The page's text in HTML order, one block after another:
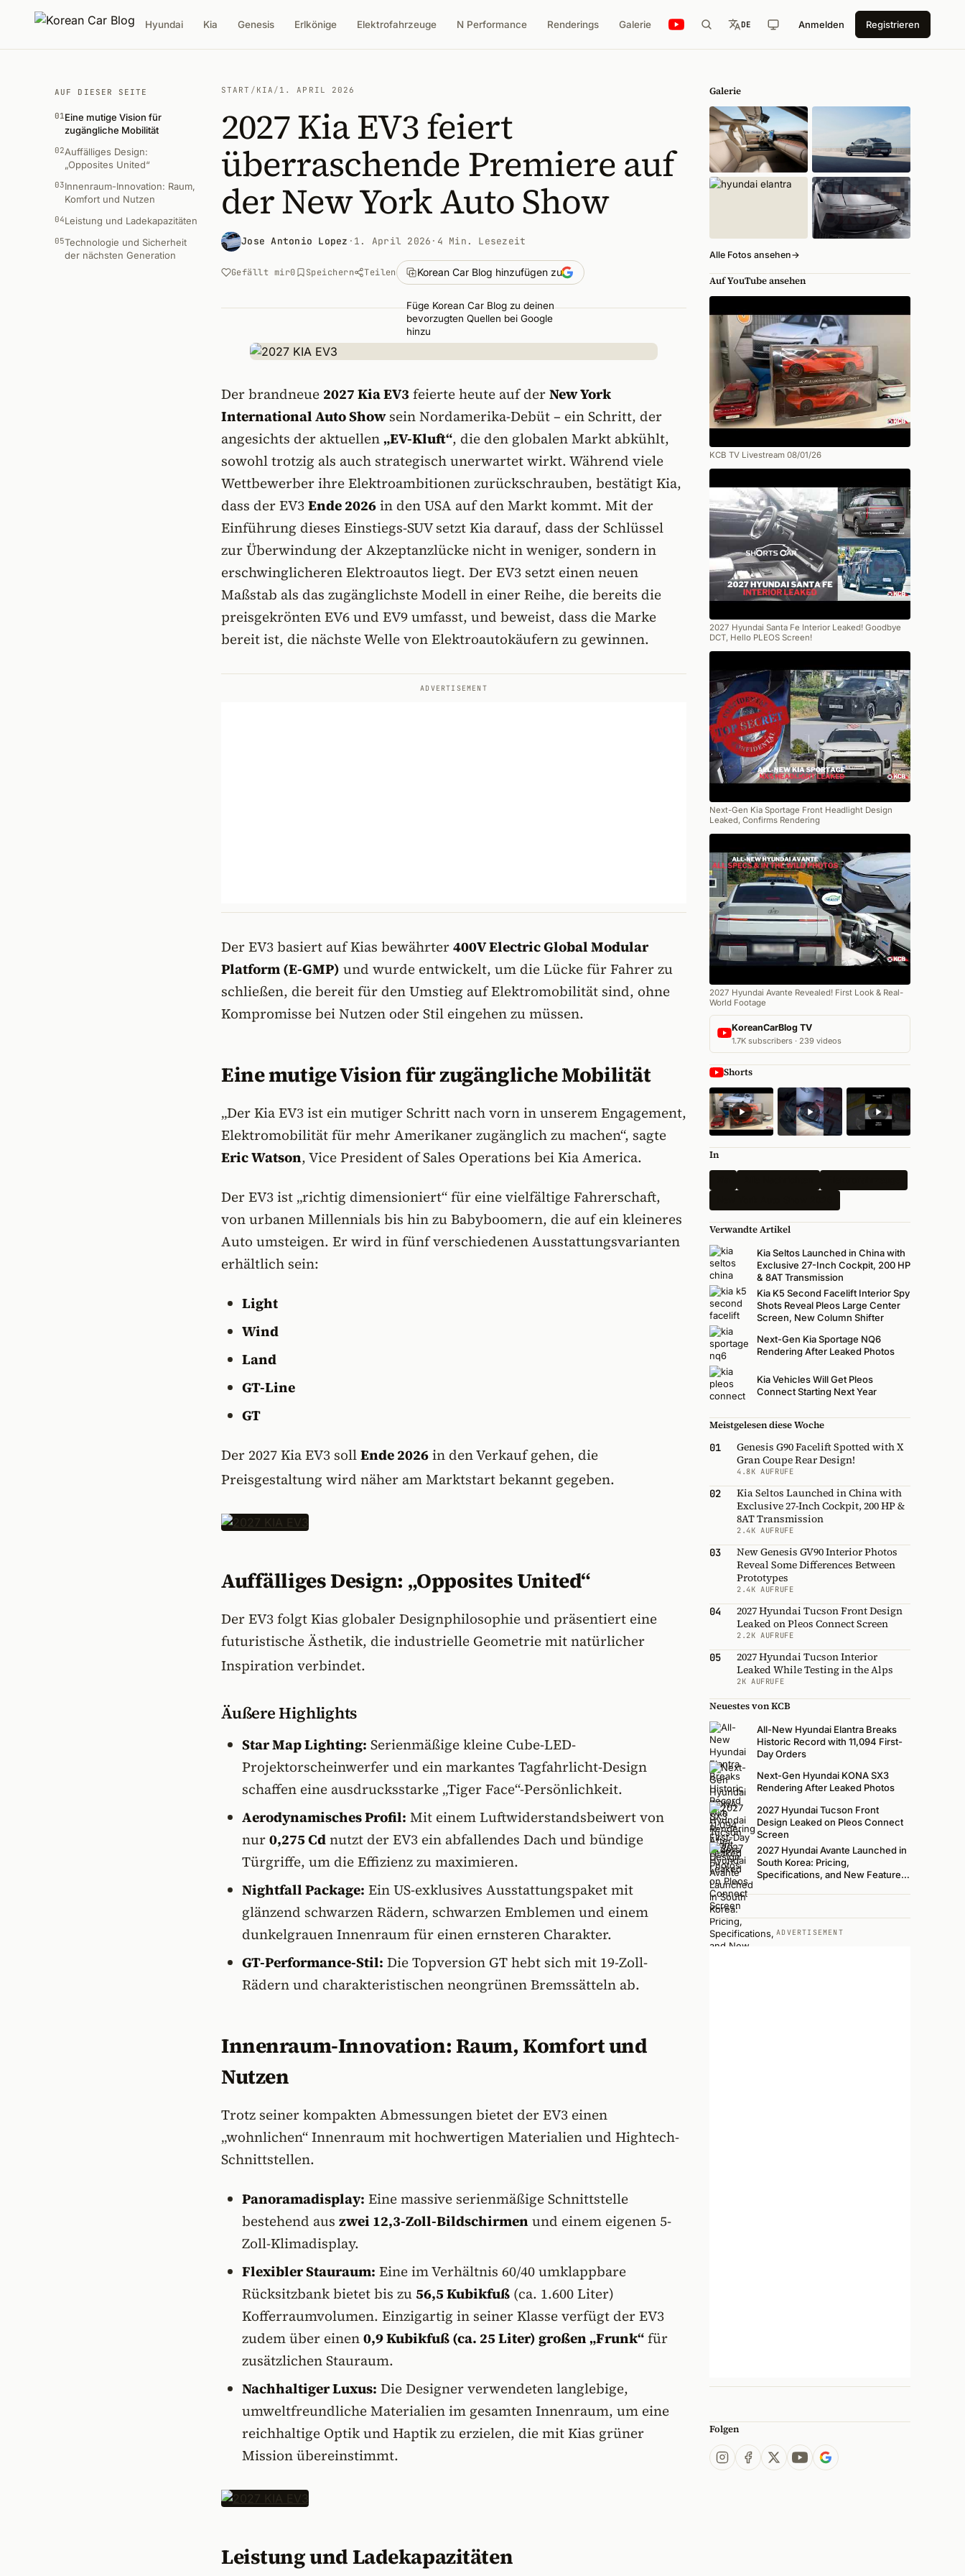
Hyundai Kia Genesis Erlkönige Elektrofahrzeuge N Performance Renderings Galerie DE Anmelden Registrieren
AUF DIESER SEITE
01Eine mutige Vision für
zugängliche Mobilität
02Auffälliges Design:
„Opposites United“
03Innenraum-Innovation: Raum,
Komfort und Nutzen
04Leistung und Ladekapazitäten
05Technologie und Sicherheit
der nächsten Generation
START / KIA / 1. APRIL 2026
2027 Kia EV3 feiert
überraschende Premiere auf
der New York Auto Show
Jose Antonio Lopez · 1. April 2026 · 4 Min. Lesezeit
Gefällt mir0 Speichern Teilen Korean Car Blog hinzufügen zu
Füge Korean Car Blog zu deinen
bevorzugten Quellen bei Google
hinzu
Der brandneue 2027 Kia EV3 feierte heute auf derNew York
International Auto Showsein Nordamerika-Debüt – ein Schritt, der
angesichts der aktuellen„EV-Kluft“, die den globalen Markt abkühlt,
sowohl trotzig als auch strategisch unerwartet wirkt. Während viele
Wettbewerber ihre Elektroambitionen zurückschrauben, bestätigt Kia,
dass der EV3Ende 2026in den USA auf den Markt kommt. Mit der
Einführung dieses Einstiegs-SUV setzt Kia darauf, dass der Schlüssel
zur Überwindung der Akzeptanzlücke nicht in weniger, sondern in
erschwinglicheren Elektroautos liegt. Der EV3 setzt einen neuen
Maßstab als das zugänglichste Modell in einer Reihe, die bereits die
preisgekrönten EV6 und EV9 umfasst, und beweist, dass die Marke
bereit ist, die nächste Welle von Elektroautokäufern zu gewinnen.
ADVERTISEMENT
Der EV3 basiert auf Kias bewährter400V Electric Global Modular
Platform (E-GMP) und wurde entwickelt, um die Lücke für Fahrer zu
schließen, die bereit für den Umstieg auf Elektromobilität sind, ohne
Kompromisse bei Nutzen oder Stil eingehen zu müssen.
Eine mutige Vision für zugängliche Mobilität
„Der Kia EV3 ist ein mutiger Schritt nach vorn in unserem Engagement,
Elektromobilität für mehr Amerikaner zugänglich zu machen“, sagte
Eric Watson, Vice President of Sales Operations bei Kia America.
Der EV3 ist „richtig dimensioniert“ für eine vielfältige Fahrerschaft,
von urbanen Millennials bis hin zu Babyboomern, die auf ein kleineres
Auto umsteigen. Er wird in fünf verschiedenen Ausstattungsvarianten
erhältlich sein:
Light
Wind
Land
GT-Line
GT
Der 2027 Kia EV3 sollEnde 2026in den Verkauf gehen, die
Preisgestaltung wird näher am Marktstart bekannt gegeben.
Auffälliges Design: „Opposites United“
Der EV3 folgt Kias globaler Designphilosophie und präsentiert eine
futuristische Ästhetik, die industrielle Geometrie mit natürlicher
Inspiration verbindet.
Äußere Highlights
Star Map Lighting: Serienmäßige kleine Cube-LED-
Projektorscheinwerfer und ein markantes Tagfahrlicht-Design
schaffen eine ausdrucksstarke „Tiger Face“-Persönlichkeit.
Aerodynamisches Profil: Mit einem Luftwiderstandsbeiwert von
nur0,275 Cdnutzt der EV3 ein abfallendes Dach und bündige
Türgriffe, um die Effizienz zu maximieren.
Nightfall Package: Ein US-exklusives Ausstattungspaket mit
glänzend schwarzen Rädern, schwarzen Emblemen und einem
dunkelgrauen Innenraum für einen ernsteren Charakter.
GT-Performance-Stil: Die Topversion GT hebt sich mit 19-Zoll-
Rädern und charakteristischen neongrünen Bremssätteln ab.
Innenraum-Innovation: Raum, Komfort und
Nutzen
Trotz seiner kompakten Abmessungen bietet der EV3 einen
„wohnlichen“ Innenraum mit hochwertigen Materialien und Hightech-
Schnittstellen.
Panoramadisplay: Eine massive serienmäßige Schnittstelle
bestehend aus zwei 12,3-Zoll-Bildschirmenund einem eigenen 5-
Zoll-Klimadisplay.
Flexibler Stauraum: Eine im Verhältnis 60/40 umklappbare
Rücksitzbank bietet bis zu 56,5 Kubikfuß(ca. 1.600 Liter)
Kofferraumvolumen. Einzigartig in seiner Klasse verfügt der EV3
zudem über einen0,9 Kubikfuß (ca. 25 Liter) großen „Frunk“für
zusätzlichen Stauraum.
Nachhaltiger Luxus: Die Designer verwendeten langlebige,
umweltfreundliche Materialien im gesamten Innenraum, um eine
reichhaltige Optik und Haptik zu erzielen, die mit Kias grüner
Mission übereinstimmt.
Leistung und Ladekapazitäten
Galerie
Alle Fotos ansehen→
Auf YouTube ansehen
KCB TV Livestream 08/01/26
2027 Hyundai Santa Fe Interior Leaked! Goodbye
DCT, Hello PLEOS Screen!
Next-Gen Kia Sportage Front Headlight Design
Leaked, Confirms Rendering
2027 Hyundai Avante Revealed! First Look & Real-
World Footage
KoreanCarBlog TV
1.7K subscribers · 239 videos
Shorts
In
Verwandte Artikel
Kia Seltos Launched in China with
Exclusive 27-Inch Cockpit, 200 HP
& 8AT Transmission
Kia K5 Second Facelift Interior Spy
Shots Reveal Pleos Large Center
Screen, New Column Shifter
Next-Gen Kia Sportage NQ6
Rendering After Leaked Photos
Kia Vehicles Will Get Pleos
Connect Starting Next Year
Meistgelesen diese Woche
01
Genesis G90 Facelift Spotted with X
Gran Coupe Rear Design!
4.8K AUFRUFE
02
Kia Seltos Launched in China with
Exclusive 27-Inch Cockpit, 200 HP &
8AT Transmission
2.4K AUFRUFE
03
New Genesis GV90 Interior Photos
Reveal Some Differences Between
Prototypes
2.4K AUFRUFE
04
2027 Hyundai Tucson Front Design
Leaked on Pleos Connect Screen
2.2K AUFRUFE
05
2027 Hyundai Tucson Interior
Leaked While Testing in the Alps
2K AUFRUFE
Neuestes von KCB
All-New Hyundai Elantra Breaks
Historic Record with 11,094 First-
Day Orders
Next-Gen Hyundai KONA SX3
Rendering After Leaked Photos
2027 Hyundai Tucson Front
Design Leaked on Pleos Connect
Screen
2027 Hyundai Avante Launched in
South Korea: Pricing,
Specifications, and New Features
ADVERTISEMENT
Folgen